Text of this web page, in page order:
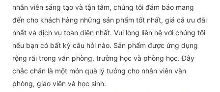
nhân viên sáng tạo và tận tâm, chúng tôi đảm bảo mang
đến cho khách hàng những sản phẩm tốt nhất, giá cả ưu đãi
nhất và dịch vụ toàn diện nhất. Vui lòng liên hệ với chúng tôi
nếu bạn có bất kỳ câu hỏi nào. Sản phẩm được ứng dụng
rộng rãi trong văn phòng, trường học và phòng học. Đây
chắc chắn là một món quà lý tưởng cho nhân viên văn
phòng, giáo viên và học sinh.